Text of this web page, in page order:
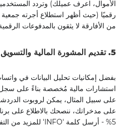
الأموال، اعرف عميلك) وتردد
من الأفارقة لا يثقون بالمدفوعات
5. تقديم المشورة المالية والتسويق الشخصي
بفضل إمكانيات تحليل البيانات في
استشارات مالية مُخصصة بناءً على سجل
على سبيل المثال، يمكن لروبوت
على مدخراتك، ننصحك بالاطلاع على برنامج